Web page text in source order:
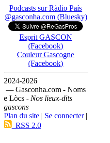
Podcasts sur Ràdio País
@gasconha.com (Bluesky)
Esprit GASCON
(Facebook)
Couleur Gascogne
(Facebook)
2024-2026
— Gasconha.com - Noms
e Lòcs - Nos lieux-dits
gascons
Plan du site | Se connecter|
RSS 2.0